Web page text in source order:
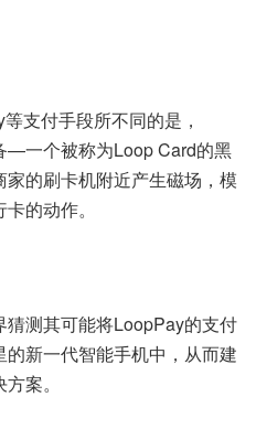
支付手段所不同的是，
—一个被称为Loop Card的黑
的刷卡机附近产生磁场，模
的动作。
测其可能将LoopPay的支付
新一代智能手机中，从而建
案。